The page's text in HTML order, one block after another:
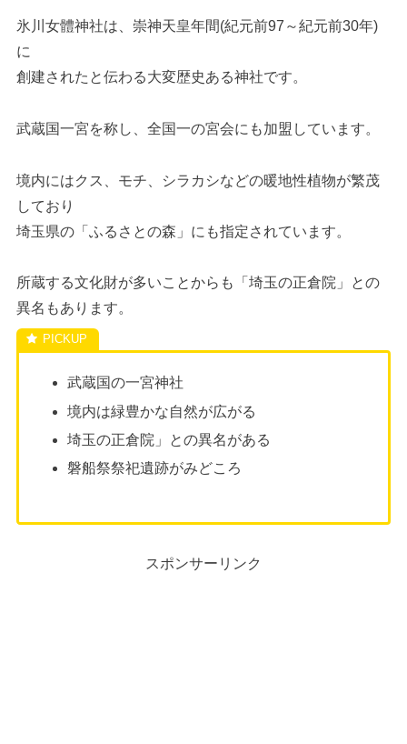
氷川女體神社は、崇神天皇年間(紀元前97～紀元前30年)
に
創建されたと伝わる大変歴史ある神社です。
武蔵国一宮を称し、全国一の宮会にも加盟しています。
境内にはクス、モチ、シラカシなどの暖地性植物が繁茂
しており
埼玉県の「ふるさとの森」にも指定されています。
所蔵する文化財が多いことからも「埼玉の正倉院」との
異名もあります。
武蔵国の一宮神社
境内は緑豊かな自然が広がる
埼玉の正倉院」との異名がある
磐船祭祭祀遺跡がみどころ
スポンサーリンク